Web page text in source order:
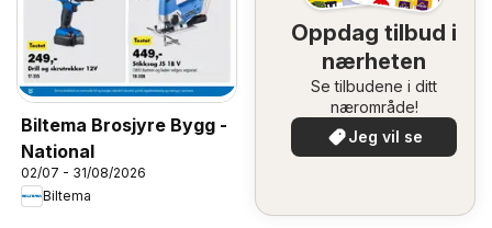
Biltema Brosjyre Bygg -
National
02/07 - 31/08/2026
Biltema
Oppdag tilbud i
nærheten
Se tilbudene i ditt
nærområde!
Jeg vil se